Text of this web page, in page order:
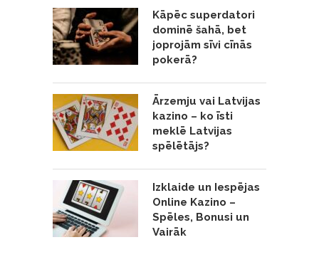
Kāpēc superdatori
dominē šahā, bet
joprojām sīvi cīnās
pokerā?
Ārzemju vai Latvijas
kazino – ko īsti
meklē Latvijas
spēlētājs?
Izklaide un Iespējas
Online Kazino –
Spēles, Bonusi un
Vairāk